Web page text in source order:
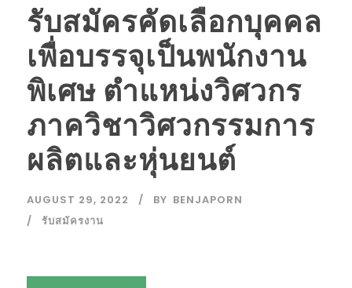
รับสมัครคัดเลือกบุคคล
เพื่อบรรจุเป็นพนักงาน
พิเศษ ตำแหน่งวิศวกร
ภาควิชาวิศวกรรมการ
ผลิตและหุ่นยนต์
AUGUST 29, 2022 BY BENJAPORN
รับสมัครงาน